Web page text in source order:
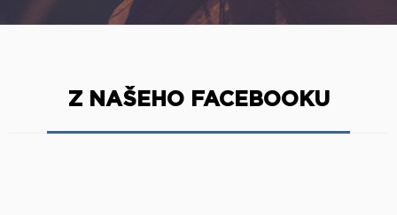
Z NAŠEHO FACEBOOKU